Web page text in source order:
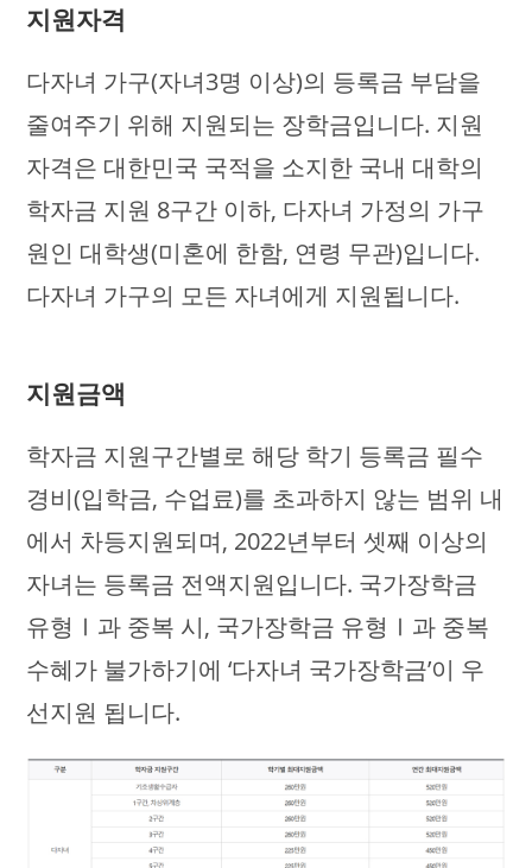
지원자격
다자녀 가구(자녀3명 이상)의 등록금 부담을
줄여주기 위해 지원되는 장학금입니다. 지원
자격은 대한민국 국적을 소지한 국내 대학의
학자금 지원 8구간 이하, 다자녀 가정의 가구
원인 대학생(미혼에 한함, 연령 무관)입니다.
다자녀 가구의 모든 자녀에게 지원됩니다.
지원금액
학자금 지원구간별로 해당 학기 등록금 필수
경비(입학금, 수업료)를 초과하지 않는 범위 내
에서 차등지원되며, 2022년부터 셋째 이상의
자녀는 등록금 전액지원입니다. 국가장학금
유형Ⅰ과 중복 시, 국가장학금 유형Ⅰ과 중복
수혜가 불가하기에 ‘다자녀 국가장학금’이 우
선지원 됩니다.